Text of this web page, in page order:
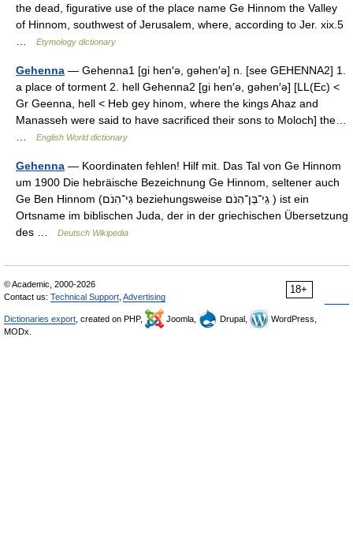
the dead, figurative use of the place name Ge Hinnom the Valley
of Hinnom, southwest of Jerusalem, where, according to Jer. xix.5
Etymology dictionary
Gehenna — Gehenna1 [gi hen′ə, gəhen′ə] n. [see GEHENNA2] 1.
a place of torment 2. hell Gehenna2 [gi hen′ə, gəhen′ə] [LL(Ec) <
Gr Geenna, hell < Heb gey hinom, where the kings Ahaz and
Manasseh were said to have sacrificed their sons to Moloch] the…
English World dictionary
Gehenna — Koordinaten fehlen! Hilf mit. Das Tal von Ge Hinnom
um 1900 Die hebräische Bezeichnung Ge Hinnom, seltener auch
Ge Ben Hinnom (גֵי־הִנֹם beziehungsweise גֵי־בֶּן־הִנֹם ) ist ein
Ortsname im biblischen Juda, der in der griechischen Übersetzung
des …
Deutsch Wikipedia
18+
© Academic, 2000-2026
Contact us: Technical Support Advertising
Dictionaries export , created on PHP, Joomla, Drupal,
WordPress,
MODx.